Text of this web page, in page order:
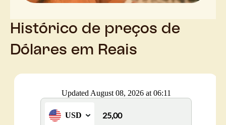
Histórico de preços de
Dólares em Reais